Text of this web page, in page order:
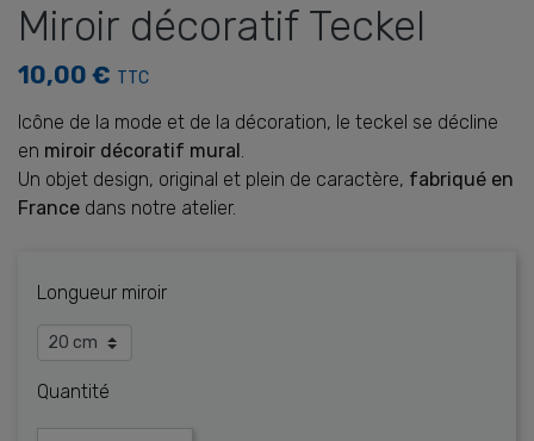
Miroir décoratif Teckel
10,00 € TTC
Icône de la mode et de la décoration, le teckel se décline
en miroir décoratif mural.
Un objet design, original et plein de caractère, fabriqué en
France dans notre atelier.
Longueur miroir
Quantité